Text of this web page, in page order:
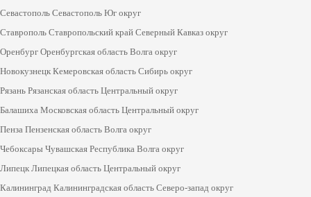
Севастополь Севастополь Юг округ
Ставрополь Ставропольский край Северный Кавказ округ
Оренбург Оренбургская область Волга округ
Новокузнецк Кемеровская область Сибирь округ
Рязань Рязанская область Центральный округ
Балашиха Московская область Центральный округ
Пенза Пензенская область Волга округ
Чебоксары Чувашская Республика Волга округ
Липецк Липецкая область Центральный округ
Калининград Калининградская область Северо-запад округ